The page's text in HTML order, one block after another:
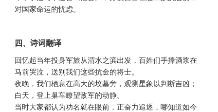
对国家命运的忧虑。
四、诗词翻译
回忆起当年投身军旅从渭水之滨出发，百姓们手捧酒浆在
马前哭泣，送别我们这些抗金的将士。
夜晚，我们栖息在高大的坟墓旁，观测星象以判断吉凶；
白天，登上巢车瞭望敌军的动静。
当时大家都认为功名就在眼前，正奋力追逐，哪知道如今